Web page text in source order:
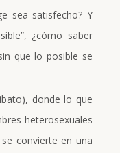
sea satisfecho? Y
¿cómo saber
que lo posible se
donde lo que
heterosexuales
convierte en una